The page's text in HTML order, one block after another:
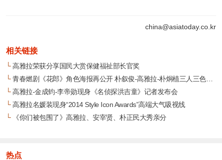
china@asiatoday.co.kr
相关链接
└高雅拉荣获分享国民大赏保健福祉部长官奖
└青春燃剧《花郎》角色海报再公开 朴叙俊-高雅拉-朴炯植三人三色引期待
└高雅拉-金成钧-李帝勋现身《名侦探洪吉童》记者发布会
└高雅拉名媛装现身“2014 Style Icon Awards”高端大气吸视线
└《你们被包围了》高雅拉、安宰贤、朴正民大秀亲分
热点